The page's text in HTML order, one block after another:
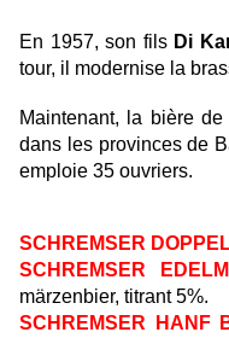
En 1957, son fils Di
tour, il modernise la
Maintenant, la bière de
dans les provinces de
emploie 35 ouvriers.
SCHREMSER
SCHREMSER
märzenbier, titrant 5%.
SCHREMSER HANF